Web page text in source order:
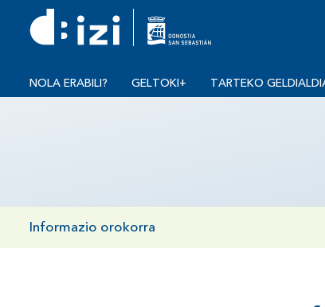
NOLA ERABILI? GELTOKI+ TARTEKO
Informazio orokorra